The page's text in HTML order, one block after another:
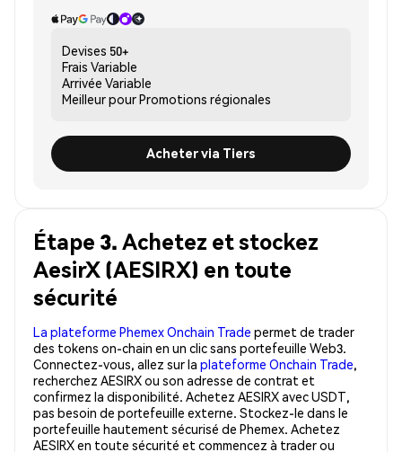
Devises 50+
Frais Variable
Arrivée Variable
Meilleur pourPromotions régionales
Acheter via Tiers
Étape 3. Achetez et stockez
AesirX (AESIRX) en toute
sécurité
La plateforme Phemex Onchain Trade permet de trader
des tokens on-chain en un clic sans portefeuille Web3.
Connectez-vous, allez sur la plateforme Onchain Trade,
recherchez AESIRX ou son adresse de contrat et
confirmez la disponibilité. Achetez AESIRX avec USDT,
pas besoin de portefeuille externe. Stockez-le dans le
portefeuille hautement sécurisé de Phemex. Achetez
AESIRX en toute sécurité et commencez à trader ou